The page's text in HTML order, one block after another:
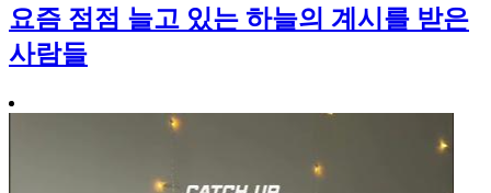
요즘 점점 늘고 있는 하늘의 계시를 받은
사람들